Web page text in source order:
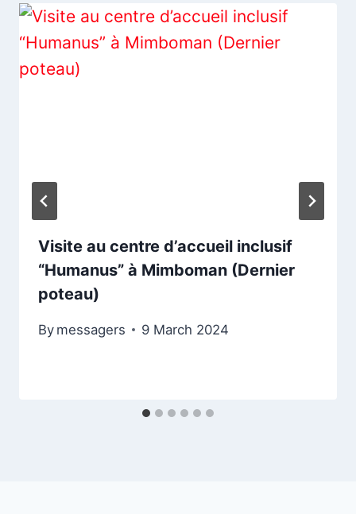
Visite au centre d’accueil inclusif
“Humanus” à Mimboman (Dernier
poteau)
By messagers 9 March 2024